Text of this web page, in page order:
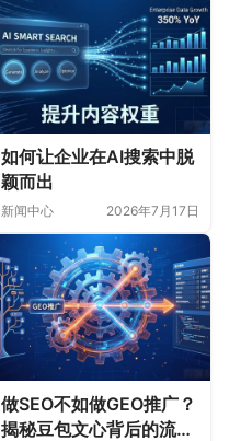
如何让企业在AI搜索中脱
颖而出
新闻中心 2026年7月17日
做SEO不如做GEO推广？
揭秘豆包文心背后的流量